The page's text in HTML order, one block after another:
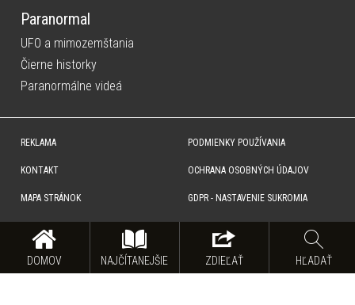
DOMOV NAJČÍTANEJŠIE ZDIEĽAŤ HĽADAŤ
Paranormal
UFO a mimozemštania
Čierne historky
Paranormálne videá
REKLAMA
KONTAKT
MAPA STRÁNOK
PODMIENKY POUŽÍVANIA
OCHRANA OSOBNÝCH ÚDAJOV
GDPR - NASTAVENIE SUKROMIA
súhlas na rozmnožovanie, šírenie a na verejný prenos obsahu. Na tejto stránke môžu byť umiestnené reklamné
odkazy, alebo reklamné produkty.